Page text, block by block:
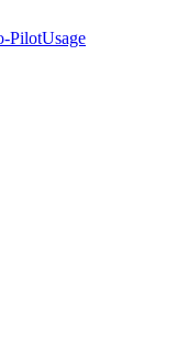
PilotUsage